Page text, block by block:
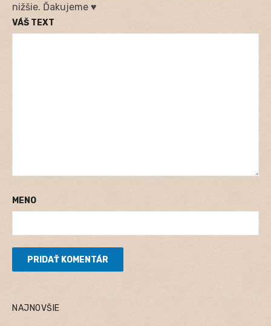
nižšie. Ďakujeme ♥
VÁŠ TEXT
MENO
NAJNOVŠIE